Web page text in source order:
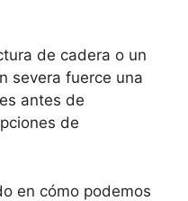
de cadera o un
severa fuerce una
antes de
de
en cómo podemos